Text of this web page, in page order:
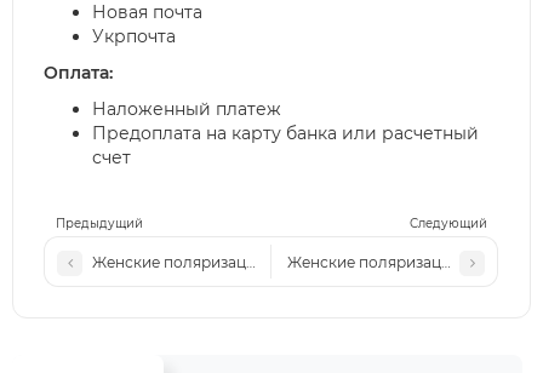
Предыдущий Следующий
Женские поляризационные солнцезащитные очки Ch
Женские поляризационные
Новая почта
Укрпочта
Оплата:
Наложенный платеж
Предоплата на карту банка или расчетный
счет